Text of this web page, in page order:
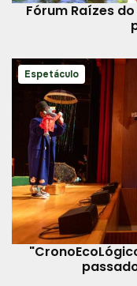
Fórum Raízes
Espetáculo